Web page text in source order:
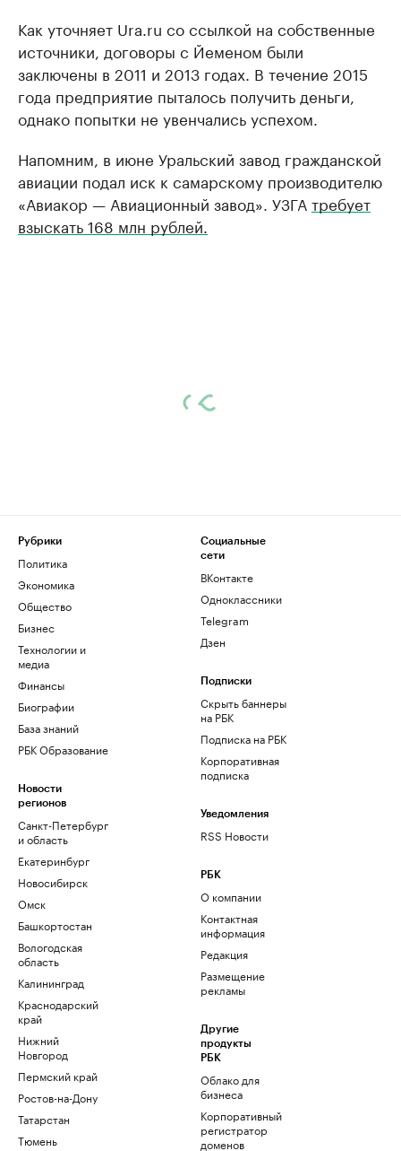
Как уточняет Ura.ru со ссылкой на собственные
источники, договоры с Йеменом были
заключены в 2011 и 2013 годах. В течение 2015
года предприятие пыталось получить деньги,
однако попытки не увенчались успехом.
Напомним, в июне Уральский завод гражданской
авиации подал иск к самарскому производителю
«Авиакор — Авиационный завод». УЗГА требует
взыскать 168 млн рублей.
Рубрики
Политика
Экономика
Общество
Бизнес
Технологии и
медиа
Финансы
Биографии
База знаний
РБК Образование
Новости
регионов
Санкт-Петербург
и область
Екатеринбург
Новосибирск
Омск
Башкортостан
Вологодская
область
Калининград
Краснодарский
край
Нижний
Новгород
Пермский край
Ростов-на-Дону
Татарстан
Тюмень
Социальные
сети
ВКонтакте
Одноклассники
Telegram
Дзен
Подписки
Скрыть баннеры
на РБК
Подписка на РБК
Корпоративная
подписка
Уведомления
RSS Новости
РБК
О компании
Контактная
информация
Редакция
Размещение
рекламы
Другие
продукты
РБК
Облако для
бизнеса
Корпоративный
регистратор
доменов